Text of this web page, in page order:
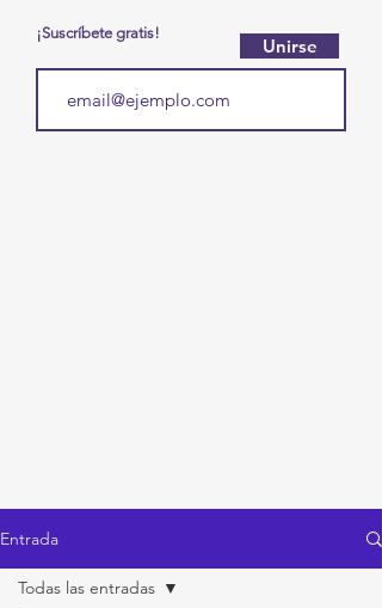
¡Suscríbete gratis!
Unirse
Entrada
Todas las entradas